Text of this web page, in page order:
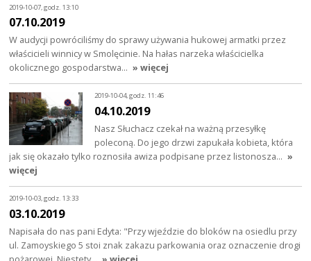
2019-10-07, godz. 13:10
07.10.2019
W audycji powróciliśmy do sprawy używania hukowej armatki przez
właścicieli winnicy w Smolęcinie. Na hałas narzeka właścicielka
okolicznego gospodarstwa… » więcej
2019-10-04, godz. 11:46
04.10.2019
Nasz Słuchacz czekał na ważną przesyłkę
poleconą. Do jego drzwi zapukała kobieta, która
jak się okazało tylko roznosiła awiza podpisane przez listonosza… »
więcej
2019-10-03, godz. 13:33
03.10.2019
Napisała do nas pani Edyta: "Przy wjeździe do bloków na osiedlu przy
ul. Zamoyskiego 5 stoi znak zakazu parkowania oraz oznaczenie drogi